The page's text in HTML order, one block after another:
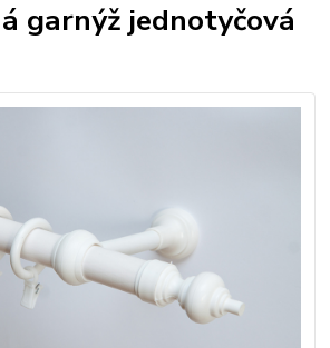
garnýž jednotyčová